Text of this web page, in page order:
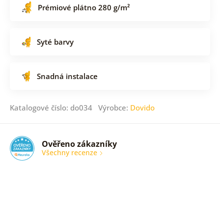
Prémiové plátno 280 g/m²
Syté barvy
Snadná instalace
Katalogové číslo: do034 Výrobce: Dovido
Ověřeno zákazníky
Všechny recenze